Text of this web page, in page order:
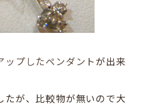
ップしたペンダントが出来
たが、比較物が無いので大